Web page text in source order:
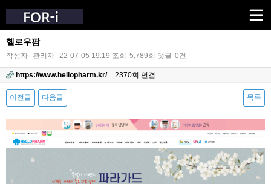
헬로우팜
작성자 관리자 22-07-05 19:19 조회 5,789회 댓글 0건
https://www.hellopharm.kr/ 2370회 연결
이전글 다음글 목록